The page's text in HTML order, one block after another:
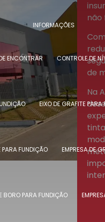
INFORMAÇÕES
ENCONTRAR CONTROLE DE
EIXO DE GRAFITE
PARA FUNDIÇÃO EMPRESA DE
BORO PARA FUNDIÇÃO
não
de
Na